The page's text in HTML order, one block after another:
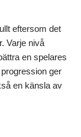
eftersom det
Varje nivå
en spelares
ger
en känsla av